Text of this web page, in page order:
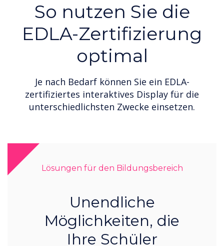
So nutzen Sie die
EDLA-Zertifizierung
optimal
Je nach Bedarf können Sie ein EDLA-
zertifiziertes interaktives Display für die
unterschiedlichsten Zwecke einsetzen.
Lösungen für den Bildungsbereich
Unendliche
Möglichkeiten, die
Ihre Schüler